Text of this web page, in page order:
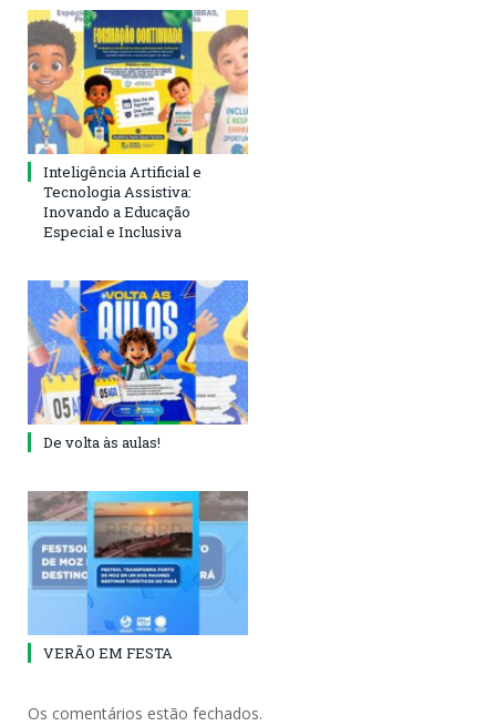
Inteligência Artificial e
Tecnologia Assistiva:
Inovando a Educação
Especial e Inclusiva
De volta às aulas!
VERÃO EM FESTA
Os comentários estão fechados.